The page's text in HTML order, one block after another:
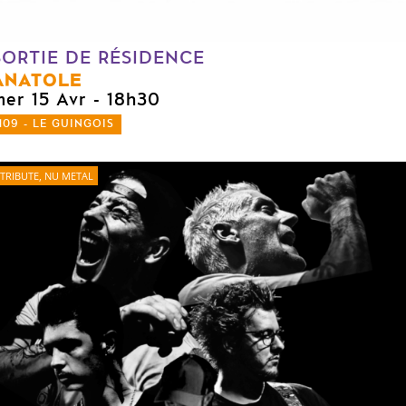
DE RÉSIDENCE
15 Avr - 18h30
- LE GUINGOIS
TRIBUTE, NU METAL